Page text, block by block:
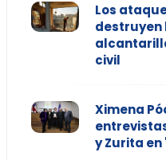
Los
destruyen
civil
Ximena
y Zurita